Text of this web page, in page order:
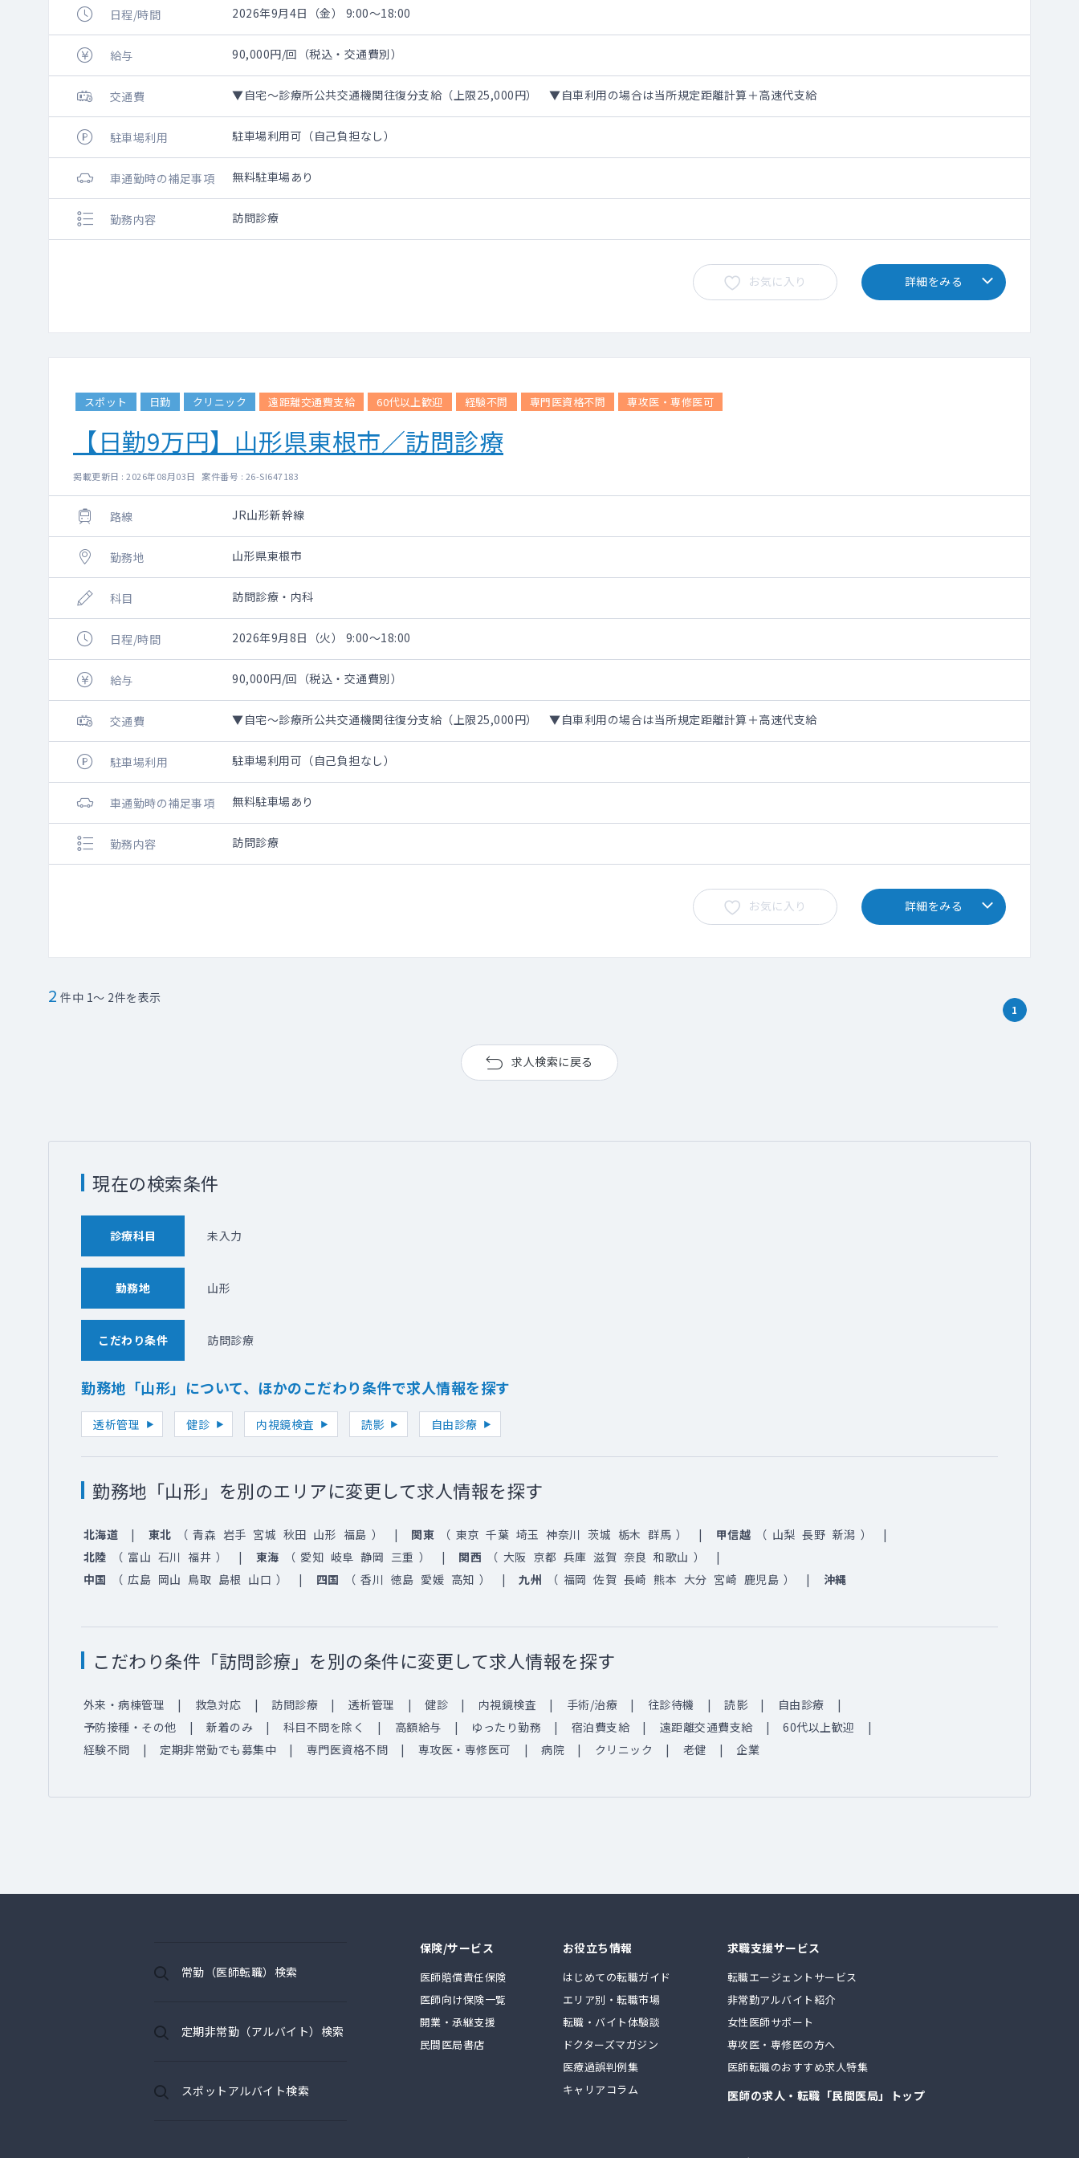
日程/時間 2026年9月4日（金） 9:00～18:00
給与 90,000円/回（税込・交通費別）
交通費 ▼自宅～診療所公共交通機関往復分支給（上限25,000円） ▼自車利用の場合は当所規定距離計算＋高速代支給
駐車場利用 駐車場利用可（自己負担なし）
車通勤時の補足事項 無料駐車場あり
勤務内容 訪問診療
お気に入り 詳細をみる
スポット 日勤 クリニック 遠距離交通費支給 60代以上歓迎 経験不問 専門医資格不問 専攻医・専修医可
【日勤9万円】山形県東根市／訪問診療
掲載更新日 : 2026年08月03日 案件番号 : 26-SI647183
路線 JR山形新幹線
勤務地 山形県東根市
科目 訪問診療・内科
日程/時間 2026年9月8日（火） 9:00～18:00
給与 90,000円/回（税込・交通費別）
交通費 ▼自宅～診療所公共交通機関往復分支給（上限25,000円） ▼自車利用の場合は当所規定距離計算＋高速代支給
駐車場利用 駐車場利用可（自己負担なし）
車通勤時の補足事項 無料駐車場あり
勤務内容 訪問診療
お気に入り 詳細をみる
1
2 件中 1～ 2件を表示
求人検索に戻る
現在の検索条件
診療科目 未入力
勤務地 山形
こだわり条件 訪問診療
勤務地「山形」について、ほかのこだわり条件で求人情報を探す
透析管理 健診 内視鏡検査 読影 自由診療
勤務地「山形」を別のエリアに変更して求人情報を探す
北海道 東北 （ 青森 岩手 宮城 秋田 山形 福島 ） 関東 （ 東京 千葉 埼玉 神奈川 茨城 栃木 群馬 ） 甲信越 （ 山梨 長野 新潟 ）
北陸
（ 富山 石川 福井 ） 東海 （ 愛知 岐阜 静岡 三重 ） 関西 （ 大阪 京都 兵庫 滋賀 奈良 和歌山 ）
中国
（ 広島 岡山 鳥取 島根 山口 ） 四国 （ 香川 徳島 愛媛 高知 ） 九州 （ 福岡 佐賀 長崎 熊本 大分 宮崎 鹿児島 ） 沖縄
こだわり条件「訪問診療」を別の条件に変更して求人情報を探す
外来・病棟管理 救急対応 訪問診療 透析管理 健診 内視鏡検査 手術/治療 往診待機 読影
自由診療
予防接種・その他
新着のみ 科目不問を除く 高額給与 ゆったり勤務 宿泊費支給 遠距離交通費支給
60代以上歓迎
経験不問
定期非常勤でも募集中 専門医資格不問 専攻医・専修医可 病院 クリニック 老健 企業
常勤（医師転職）検索
定期非常勤（アルバイト）検索
スポットアルバイト検索
保険/サービス
医師賠償責任保険
医師向け保険一覧
開業・承継支援
民間医局書店
お役立ち情報
はじめての転職ガイド
エリア別・転職市場
転職・バイト体験談
ドクターズマガジン
医療過誤判例集
キャリアコラム
求職支援サービス
転職エージェントサービス
非常勤アルバイト紹介
女性医師サポート
専攻医・専修医の方へ
医師転職のおすすめ求人特集
医師の求人・転職「民間医局」トップ